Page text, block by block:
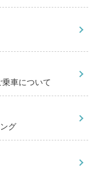
車について
グ